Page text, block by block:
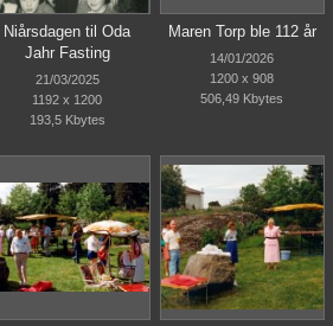
Niårsdagen til Oda
Jahr Fasting
21/03/2025
1192 x 1200
193,5 Kbytes
Maren Torp ble 112 år
14/01/2026
1200 x 908
506,49 Kbytes